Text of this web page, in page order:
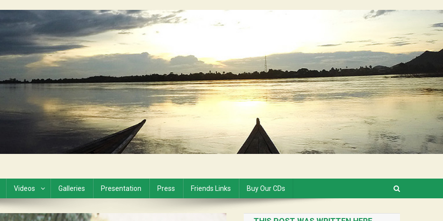
Videos Galleries Presentation Press Friends Links Buy Our CDs